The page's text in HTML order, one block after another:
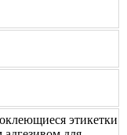
этикетки